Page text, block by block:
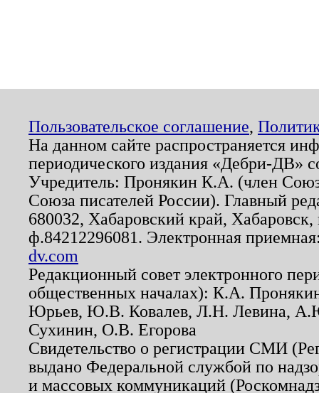
Пользовательское соглашение,
На данном сайте распространяется
периодического издания «Дебри-ДВ»
Учредитель: Пронякин К.А. (член
Союза писателей России). Главный
680032, Хабаровский край,
ф.84212296081. Электронная
dv.com
Редакционный совет электронного
общественных началах): К.А.
Юрьев, Ю.В. Ковалев, Л.Н. Левина,
Сухинин, О.В. Егорова
Свидетельство о регистрации СМИ
выдано Федеральной службой по
и массовых коммуникаций